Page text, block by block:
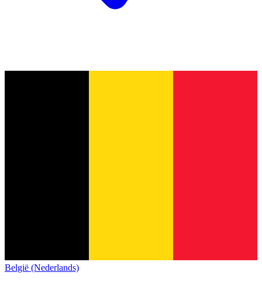
België (Nederlands)